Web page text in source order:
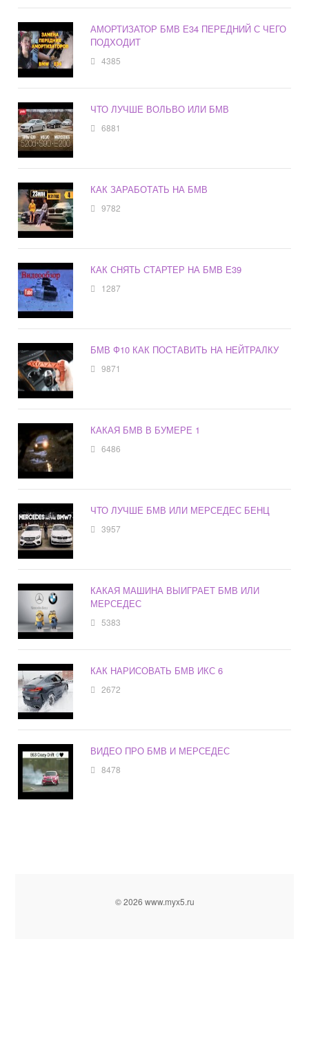
АМОРТИЗАТОР БМВ Е34 ПЕРЕДНИЙ С ЧЕГО
ПОДХОДИТ
4385
ЧТО ЛУЧШЕ ВОЛЬВО ИЛИ БМВ
6881
КАК ЗАРАБОТАТЬ НА БМВ
9782
КАК СНЯТЬ СТАРТЕР НА БМВ Е39
1287
БМВ Ф10 КАК ПОСТАВИТЬ НА НЕЙТРАЛКУ
9871
КАКАЯ БМВ В БУМЕРЕ 1
6486
ЧТО ЛУЧШЕ БМВ ИЛИ МЕРСЕДЕС БЕНЦ
3957
КАКАЯ МАШИНА ВЫИГРАЕТ БМВ ИЛИ
МЕРСЕДЕС
5383
КАК НАРИСОВАТЬ БМВ ИКС 6
2672
ВИДЕО ПРО БМВ И МЕРСЕДЕС
8478
© 2026 www.myx5.ru